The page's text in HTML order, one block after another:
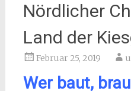
Nördlicher
Land der
Februar 25, 2019
Wer baut,